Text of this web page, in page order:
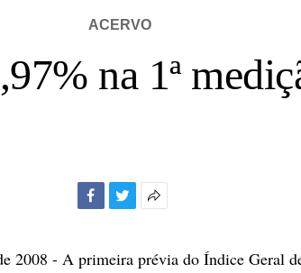
ACERVO
na 1ª
compartilhamento
2008 - A primeira prévia do Índice Geral